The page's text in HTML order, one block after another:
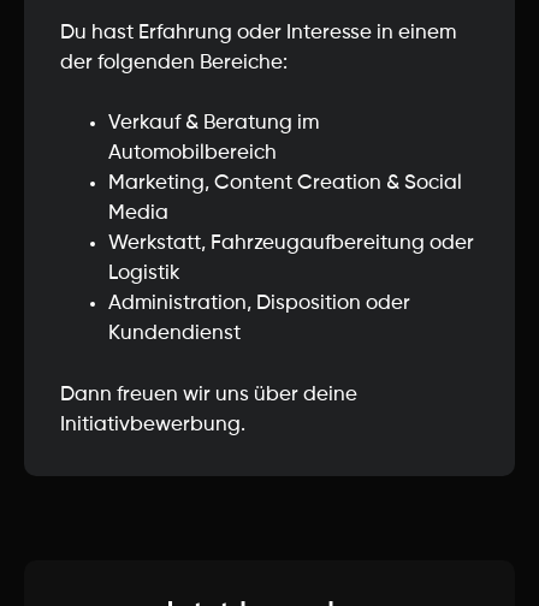
Du hast Erfahrung oder Interesse in einem
der folgenden Bereiche:
Verkauf & Beratung im
Automobilbereich
Marketing, Content Creation & Social
Media
Werkstatt, Fahrzeugaufbereitung oder
Logistik
Administration, Disposition oder
Kundendienst
Dann freuen wir uns über deine
Initiativbewerbung.